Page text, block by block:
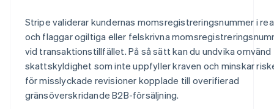
Stripe validerar kundernas momsregistreringsnummer i
och flaggar ogiltiga eller felskrivna
vid transaktionstillfället. På så sätt kan du undvika omvänd
skattskyldighet som inte uppfyller kraven och minskar
för misslyckade revisioner kopplade till overifierad
gränsöverskridande B2B-försäljning.